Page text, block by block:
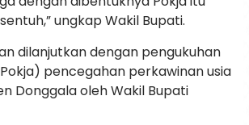
ungkap Wakil Bupati.
dilanjutkan dengan pengukuhan
pencegahan perkawinan usia
Donggala oleh Wakil Bupati